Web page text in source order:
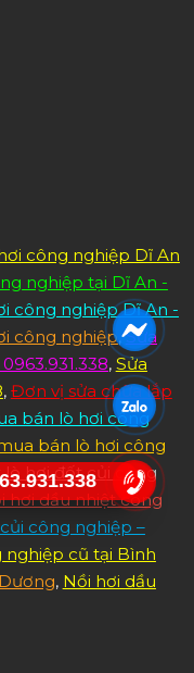
công nghiệp Dĩ An
nghiệp tại Dĩ An -
công nghiệp Dĩ An -
công nghiệp,Sửa
, Sửa
, Đơn vị sửa chữa lắp
bán lò hơi công
bán lò hơi công
lò hơi đốt củi công
hơi dầu nhiệt công
công nghiệp –
cũ tại Bình
, Nồi hơi dầu